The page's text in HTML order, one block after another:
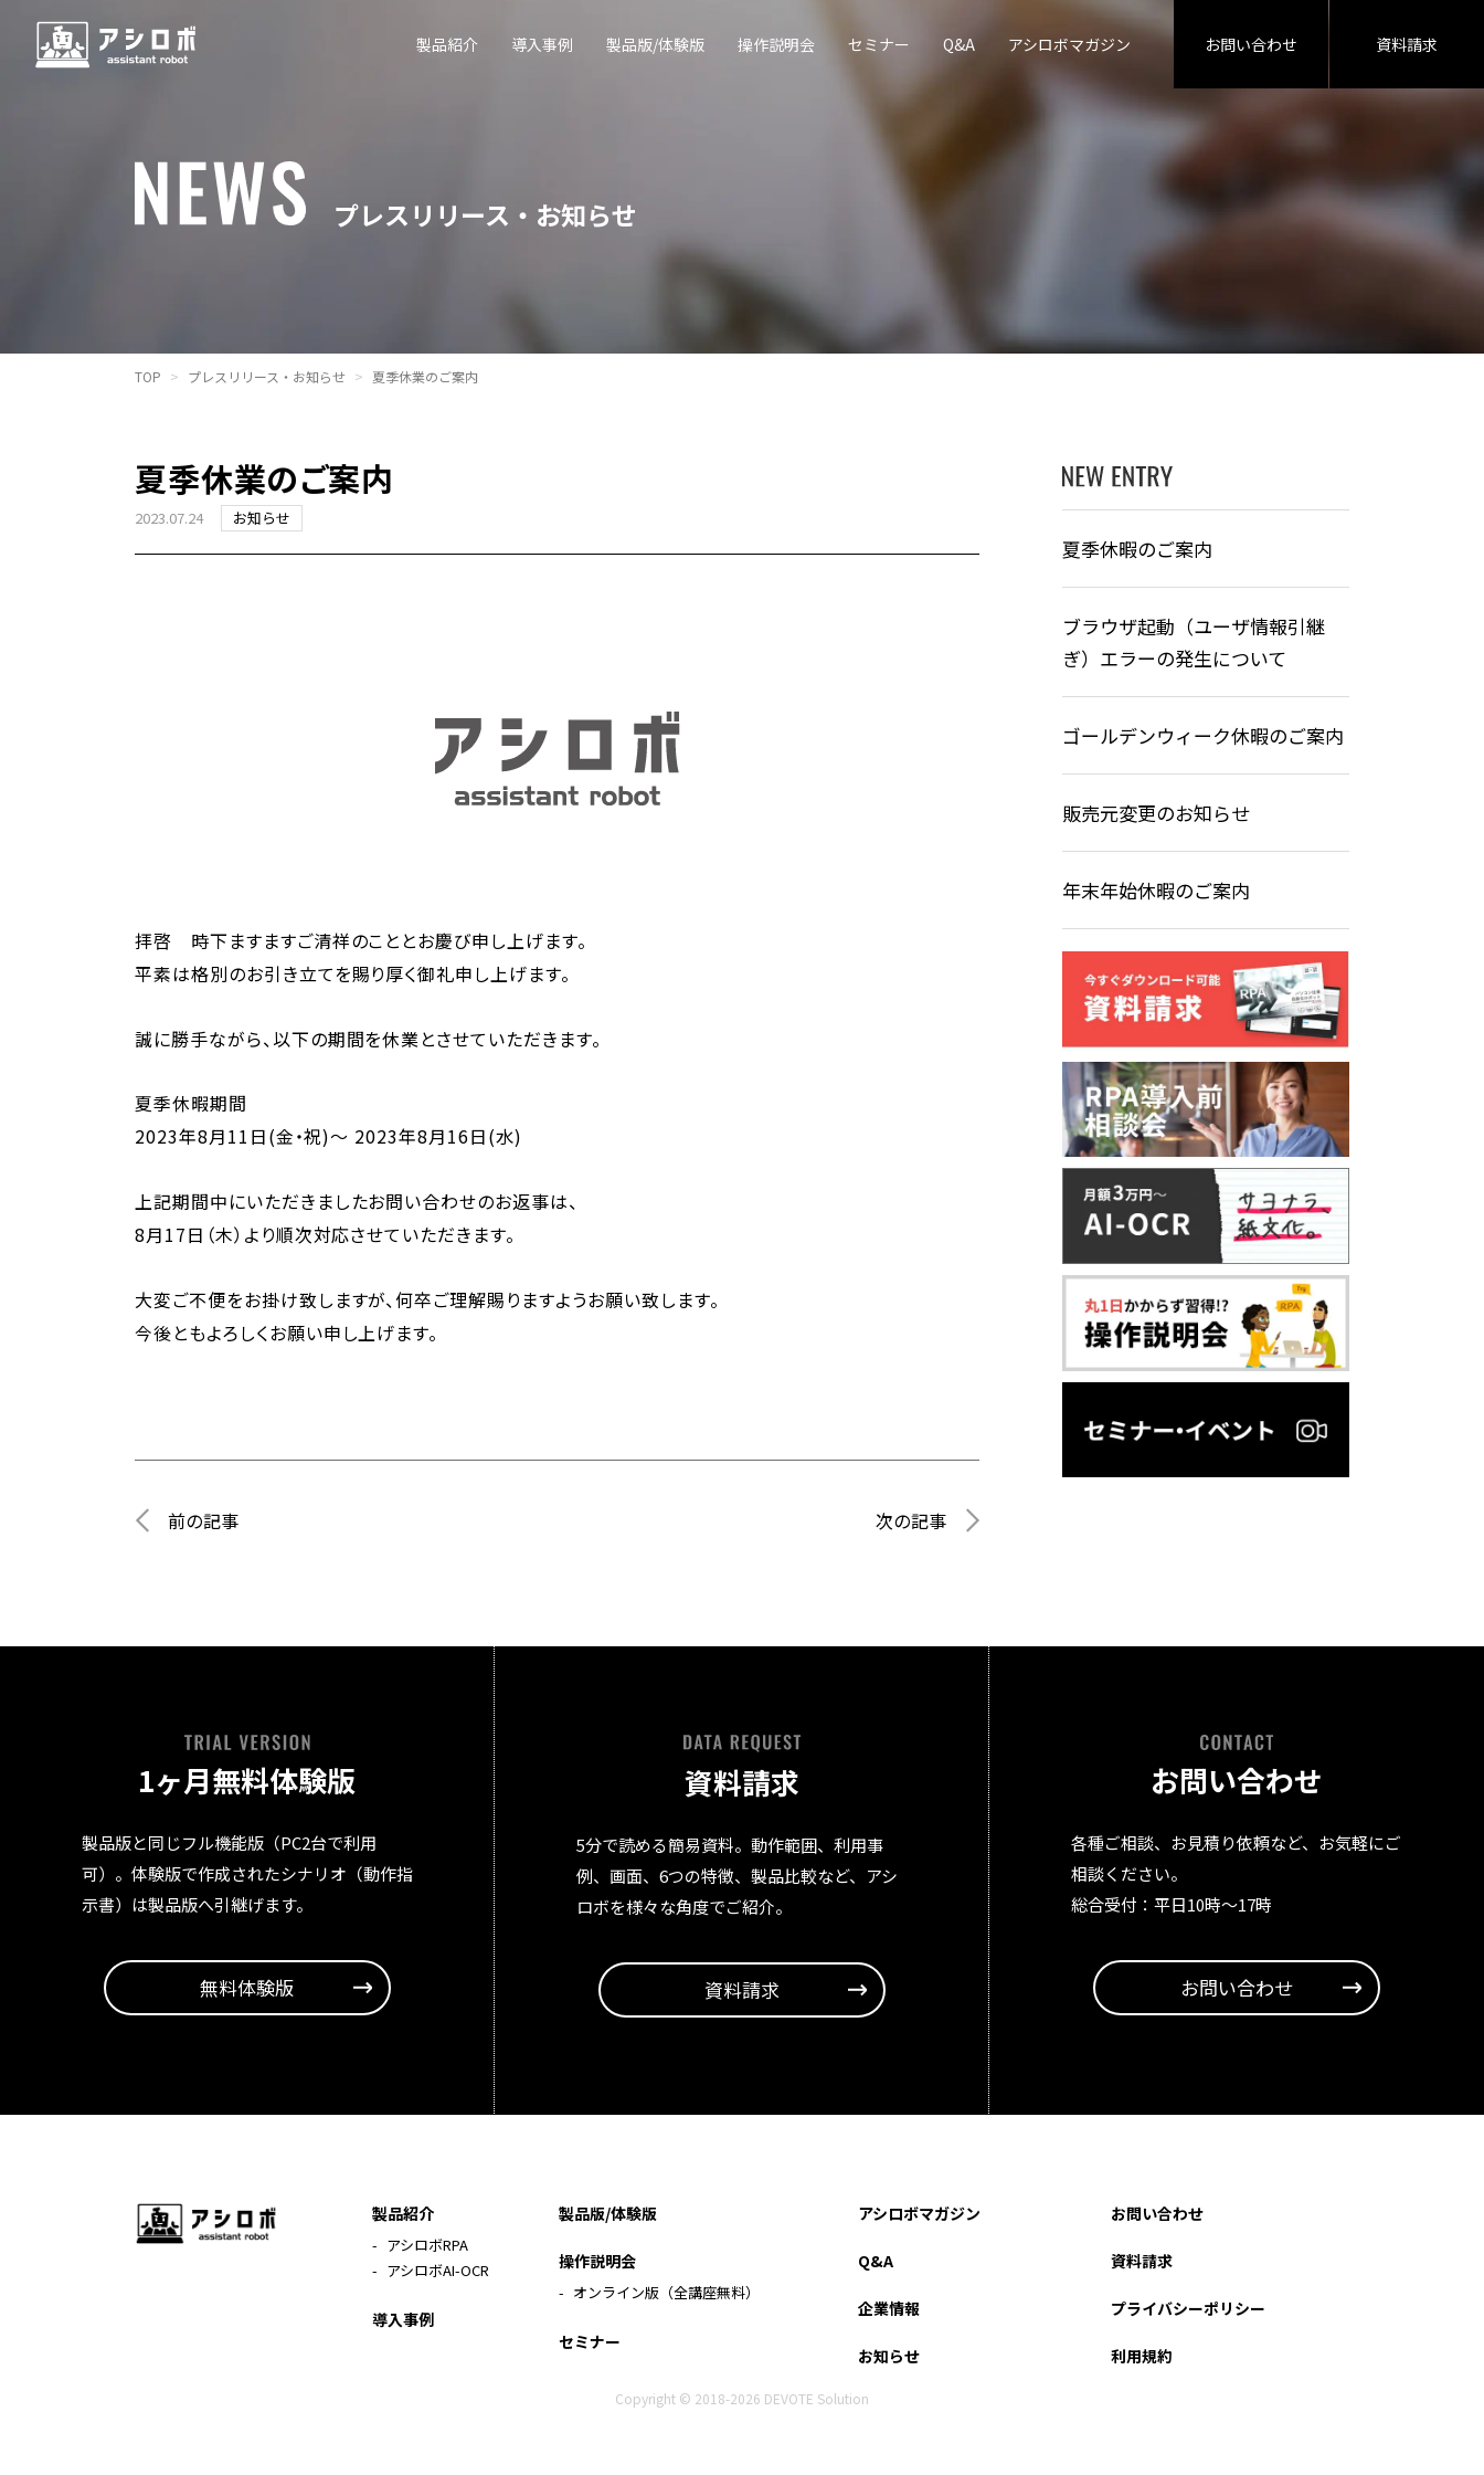
製品紹介 導入事例 製品版/体験版 操作説明会 セミナー Q&A アシロボマガジン お問い合わせ 資料請求
プレスリリース・お知らせ
TOP プレスリリース・お知らせ 夏季休業のご案内
夏季休業のご案内
2023.07.24 お知らせ
拝啓 時下ますますご清祥のこととお慶び申し上げます。
平素は格別のお引き立てを賜り厚く御礼申し上げます。
誠に勝手ながら、以下の期間を休業とさせていただきます。
夏季休暇期間
2023年8月11日(金・祝)～ 2023年8月16日(水)
上記期間中にいただきましたお問い合わせのお返事は、
8月17日（木）より順次対応させていただきます。
大変ご不便をお掛け致しますが、何卒ご理解賜りますようお願い致します。
今後ともよろしくお願い申し上げます。
前の記事 次の記事
夏季休暇のご案内
ブラウザ起動（ユーザ情報引継
ぎ）エラーの発生について
ゴールデンウィーク休暇のご案内
販売元変更のお知らせ
年末年始休暇のご案内
1ヶ月無料体験版
製品版と同じフル機能版（PC2台で利用
可）。体験版で作成されたシナリオ（動作指
示書）は製品版へ引継げます。
無料体験版
資料請求
5分で読める簡易資料。動作範囲、利用事
例、画面、6つの特徴、製品比較など、アシ
ロボを様々な角度でご紹介。
資料請求
お問い合わせ
各種ご相談、お見積り依頼など、お気軽にご
相談ください。
総合受付：平⽇10時〜17時
お問い合わせ
製品紹介
アシロボRPA
アシロボAI-OCR
導入事例
製品版/体験版
操作説明会
オンライン版（全講座無料）
セミナー
アシロボマガジン
Q&A
企業情報
お知らせ
お問い合わせ
資料請求
プライバシーポリシー
利用規約
Copyright © 2018-2026 DEVOTE Solution